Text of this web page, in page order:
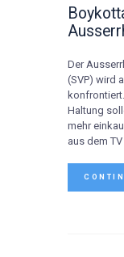
Der
(SVP) wird
Haltung
mehr
aus dem TV